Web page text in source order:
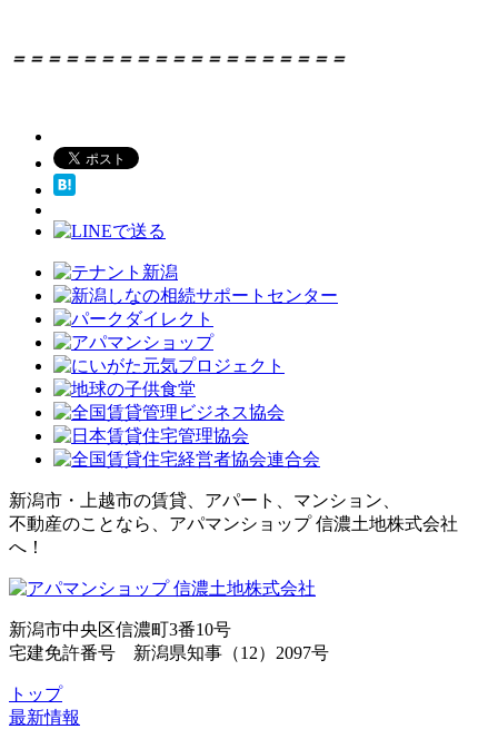
＝＝＝＝＝＝＝＝＝＝＝＝＝＝＝＝＝＝＝
新潟市・上越市の賃貸、アパート、マンション、
不動産のことなら、アパマンショップ 信濃土地株式会社
へ！
新潟市中央区信濃町3番10号
宅建免許番号 新潟県知事（12）2097号
トップ
最新情報